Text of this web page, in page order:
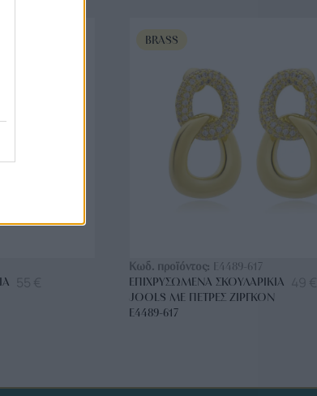
BRASS
Κωδ. προϊόντος: E4489-617
ΕΠΙΧΡΥΣΩΜΈΝΑ ΣΚΟΥΛΑΡΊΚΙΑ
JOOLS ΜΕ ΠΈΤΡΕΣ ΖΙΡΓΚΌΝ
E4489-617